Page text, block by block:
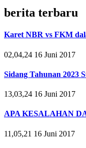
berita terbaru
Karet NBR vs FKM
02,04,24 16 Juni 2017
Sidang Tahunan 2023
13,03,24 16 Juni 2017
APA KESALAHAN
11,05,21 16 Juni 2017